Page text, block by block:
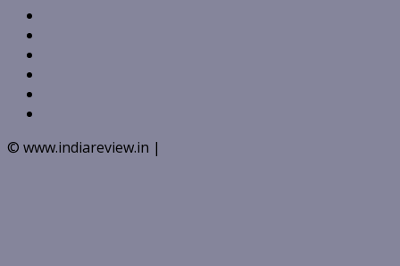
© www.indiareview.in |